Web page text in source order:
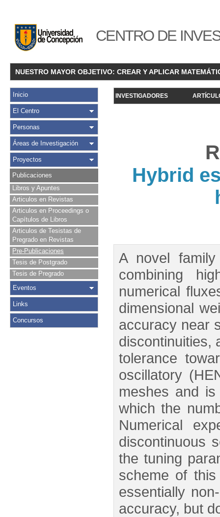
CENTRO DE
NUESTRO MAYOR OBJETIVO: CREAR Y APLICAR
Inicio
El Centro
Personas
Áreas de Investigación
Proyectos
Publicaciones
Libros y Apuntes
Articulos en Revistas
Articulos en Proceedings o
Capítulos de Libros
Articulos de Tesistas de
Pregrado en Revistas
Pre-Publicaciones
Tesis de Postgrado
Tesis de Pregrado
Eventos
Links
Concursos
INVESTIGADORES
Hybrid
A novel
combining
numerical
dimensional
accuracy near
discontinuities,
tolerance
oscillatory
meshes and
which the
Numerical
discontinuous
the tuning
scheme of
essentially
accuracy, but